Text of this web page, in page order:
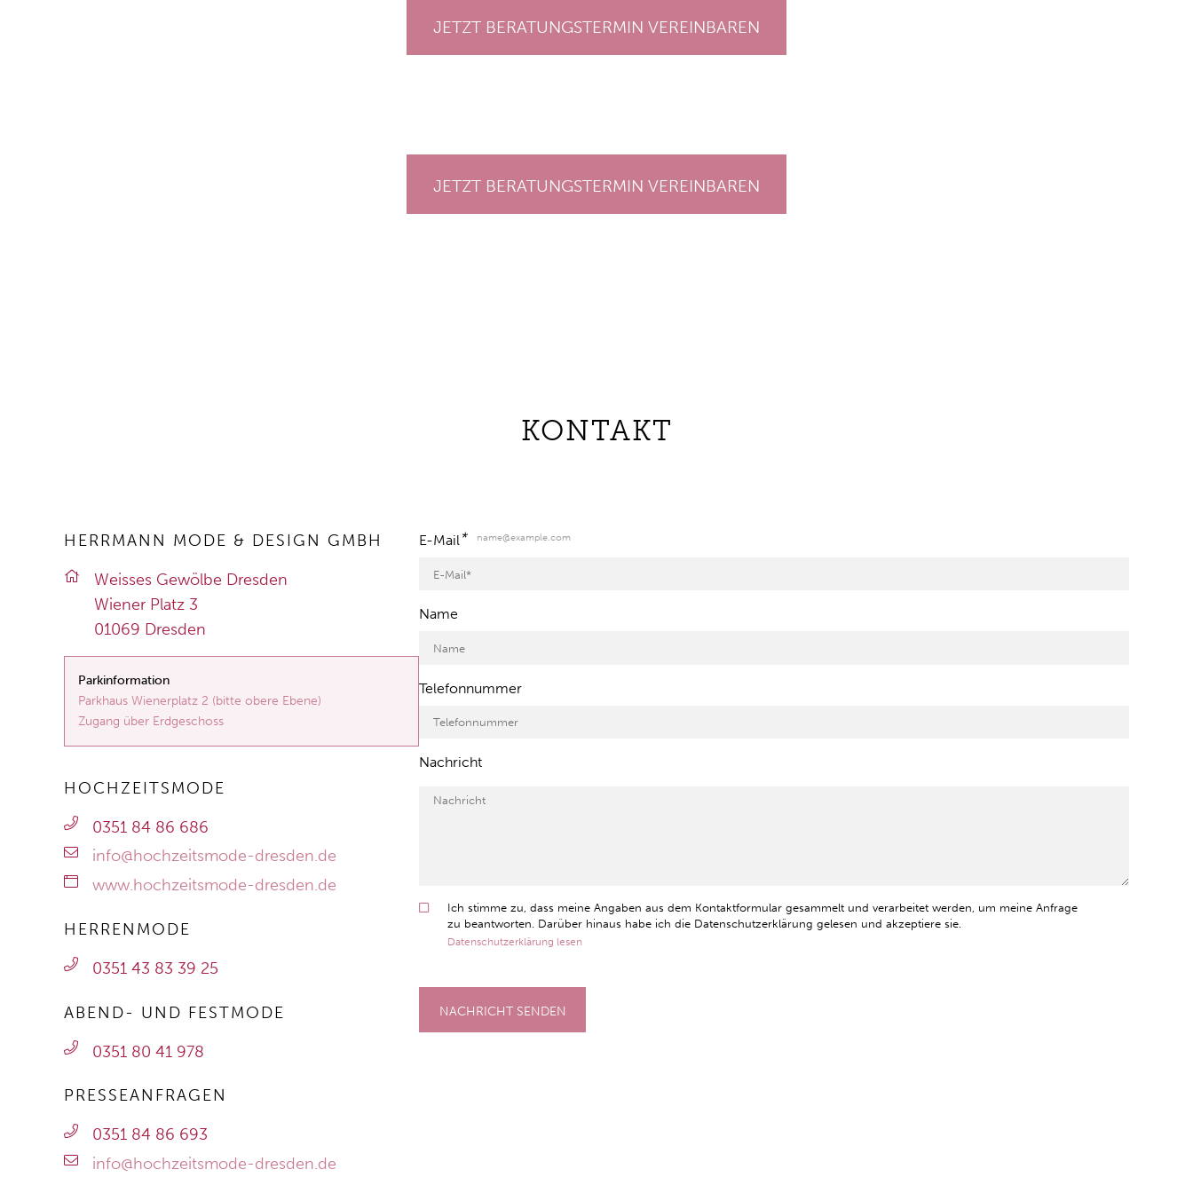
JETZT BERATUNGSTERMIN VEREINBAREN
JETZT BERATUNGSTERMIN VEREINBAREN
KONTAKT
HERRMANN MODE & DESIGN GMBH
Weis­ses Ge­wöl­be Dres­den
Wie­ner Platz 3
01069 Dres­den
Parkinformation
Parkhaus Wienerplatz 2 (bitte obere Ebene)
Zugang über Erdgeschoss
HOCHZEITSMODE
0351 84 86 686
info@hochzeitsmode-dresden.de
www.hochzeitsmode-dresden.de
HERRENMODE
0351 43 83 39 25
ABEND- UND FESTMODE
0351 80 41 978
PRESSEANFRAGEN
0351 84 86 693
info@hochzeitsmode-dresden.de
E-Mail* name@example.com
Name
Telefonnummer
Nachricht
Ich stimme zu, dass meine Angaben aus dem Kontaktformular gesammelt und verarbeitet werden, um meine Anfrage
zu beantworten. Darüber hinaus habe ich die Datenschutzerklärung gelesen und akzeptiere sie.
Datenschutzerklärung lesen
NACHRICHT SENDEN